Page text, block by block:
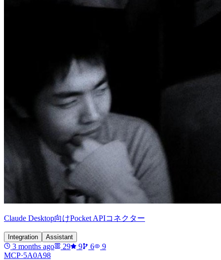
Claude Desktop向けPocket APIコネクター
Integration Assistant
3 months ago 29 9 6
9
MCP·5A0A98